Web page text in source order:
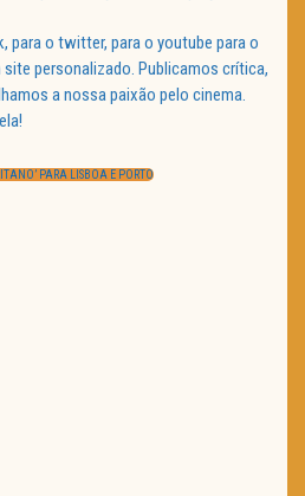
para o twitter, para o youtube para o
personalizado. Publicamos crítica,
a nossa paixão pelo cinema.
PARA LISBOA E PORTO